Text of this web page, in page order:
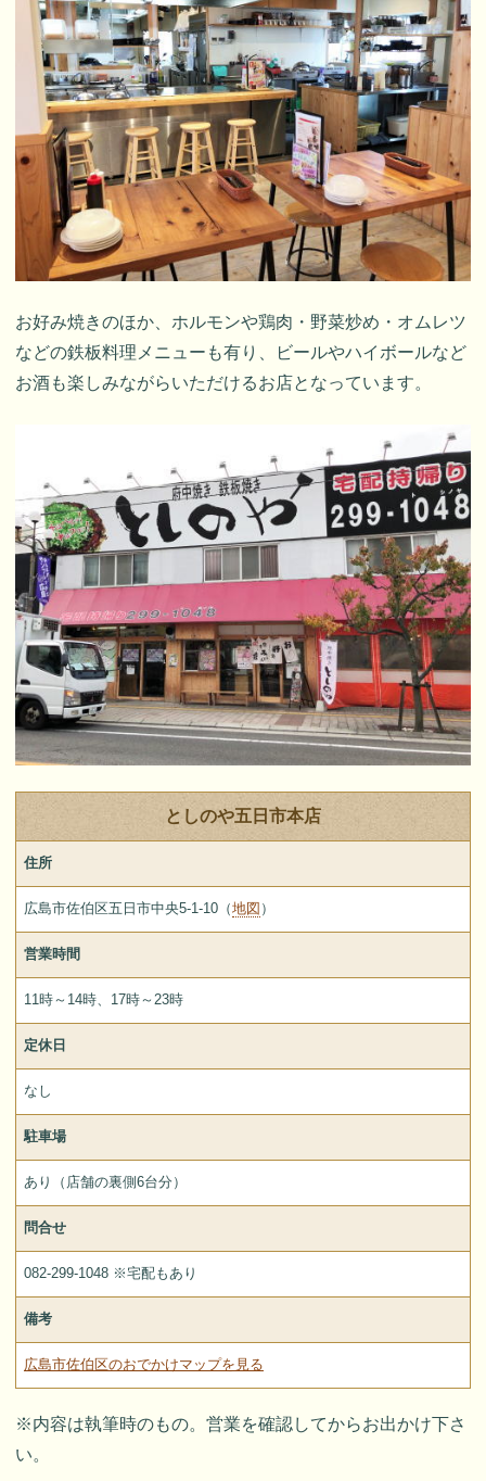
お好み焼きのほか、ホルモンや鶏肉・野菜炒め・オムレツ
などの鉄板料理メニューも有り、ビールやハイボールなど
お酒も楽しみながらいただけるお店となっています。
としのや五日市本店
住所
広島市佐伯区五日市中央5-1-10（地図 ）
営業時間
11時～14時、17時～23時
定休日
なし
駐車場
あり（店舗の裏側6台分）
問合せ
082-299-1048 ※宅配もあり
備考
広島市佐伯区のおでかけマップを見る
※内容は執筆時のもの。営業を確認してからお出かけ下さ
い。